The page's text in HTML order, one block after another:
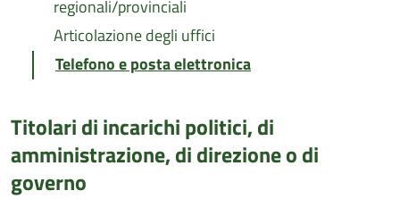
regionali/provinciali
Articolazione degli uffici
Telefono e posta elettronica
Titolari di incarichi politici, di
amministrazione, di direzione o di
governo